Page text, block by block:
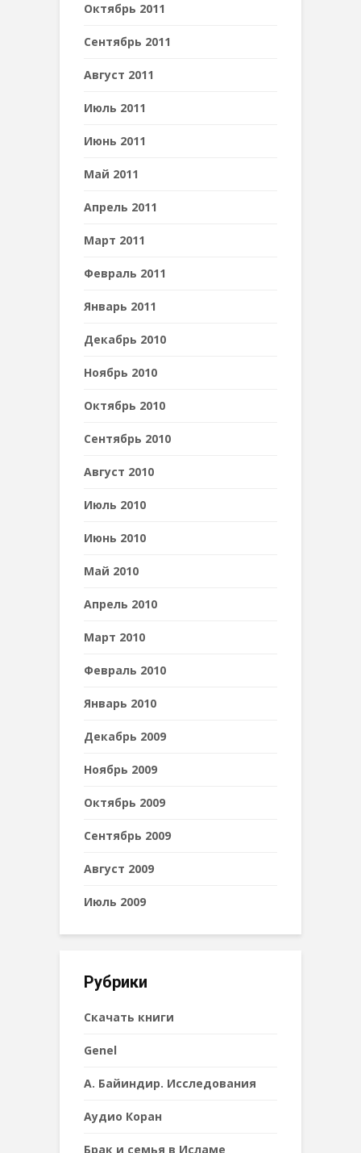
Октябрь 2011
Сентябрь 2011
Август 2011
Июль 2011
Июнь 2011
Май 2011
Апрель 2011
Март 2011
Февраль 2011
Январь 2011
Декабрь 2010
Ноябрь 2010
Октябрь 2010
Сентябрь 2010
Август 2010
Июль 2010
Июнь 2010
Май 2010
Апрель 2010
Март 2010
Февраль 2010
Январь 2010
Декабрь 2009
Ноябрь 2009
Октябрь 2009
Сентябрь 2009
Август 2009
Июль 2009
Рубрики
Cкачать книги
Genel
А. Байиндир. Исследования
Аудио Коран
Брак и семья в Исламе